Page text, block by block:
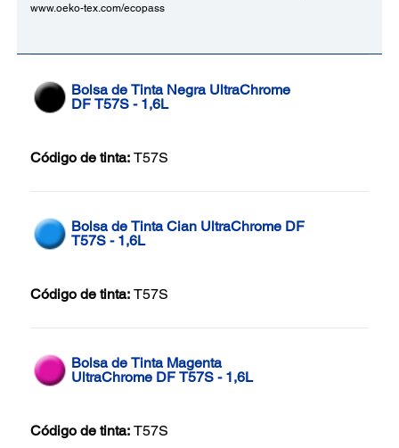
www.oeko-tex.com/ecopass
Bolsa de Tinta Negra UltraChrome
DF T57S - 1,6L
Código de tinta: T57S
Bolsa de Tinta Cian UltraChrome DF
T57S - 1,6L
Código de tinta: T57S
Bolsa de Tinta Magenta
UltraChrome DF T57S - 1,6L
Código de tinta: T57S